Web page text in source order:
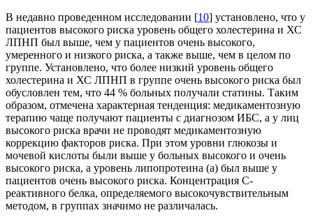
В недавно проведенном исследовании [10] установлено, что у
пациентов высокого риска уровень общего холестерина и ХС
ЛПНП был выше, чем у пациентов очень высокого,
умеренного и низкого риска, а также выше, чем в целом по
группе. Установлено, что более низкий уровень общего
холестерина и ХС ЛПНП в группе очень высокого риска был
обусловлен тем, что 44 % больных получали статины. Таким
образом, отмечена характерная тенденция: медикаментозную
терапию чаще получают пациенты с диагнозом ИБС, а у лиц
высокого риска врачи не проводят медикаментозную
коррекцию факторов риска. При этом уровни глюкозы и
мочевой кислоты были выше у больных высокого и очень
высокого риска, а уровень липопротеина (а) был выше у
пациентов очень высокого риска. Концентрация С-
реактивного белка, определяемого высокочувствительным
методом, в группах значимо не различалась.